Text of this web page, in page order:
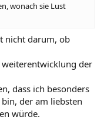
wonach sie Lust
nicht darum, ob
der
dass ich besonders
der am liebsten
würde.